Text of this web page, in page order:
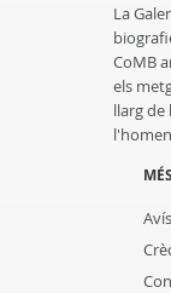
La
CoMB
els
llarg